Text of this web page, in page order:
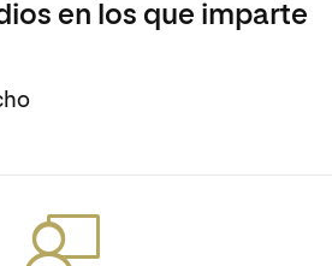
en los que imparte